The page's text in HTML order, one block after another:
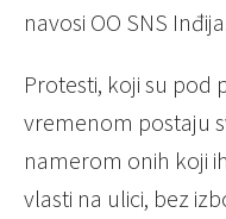
navosi OO SNS
Protesti, koji su pod
vremenom postaju
namerom onih koji
vlasti na ulici, bez